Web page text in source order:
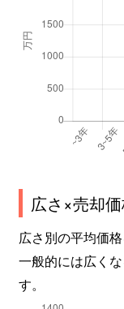
広さ×売却
広さ別の平均価
一般的には広く
す。